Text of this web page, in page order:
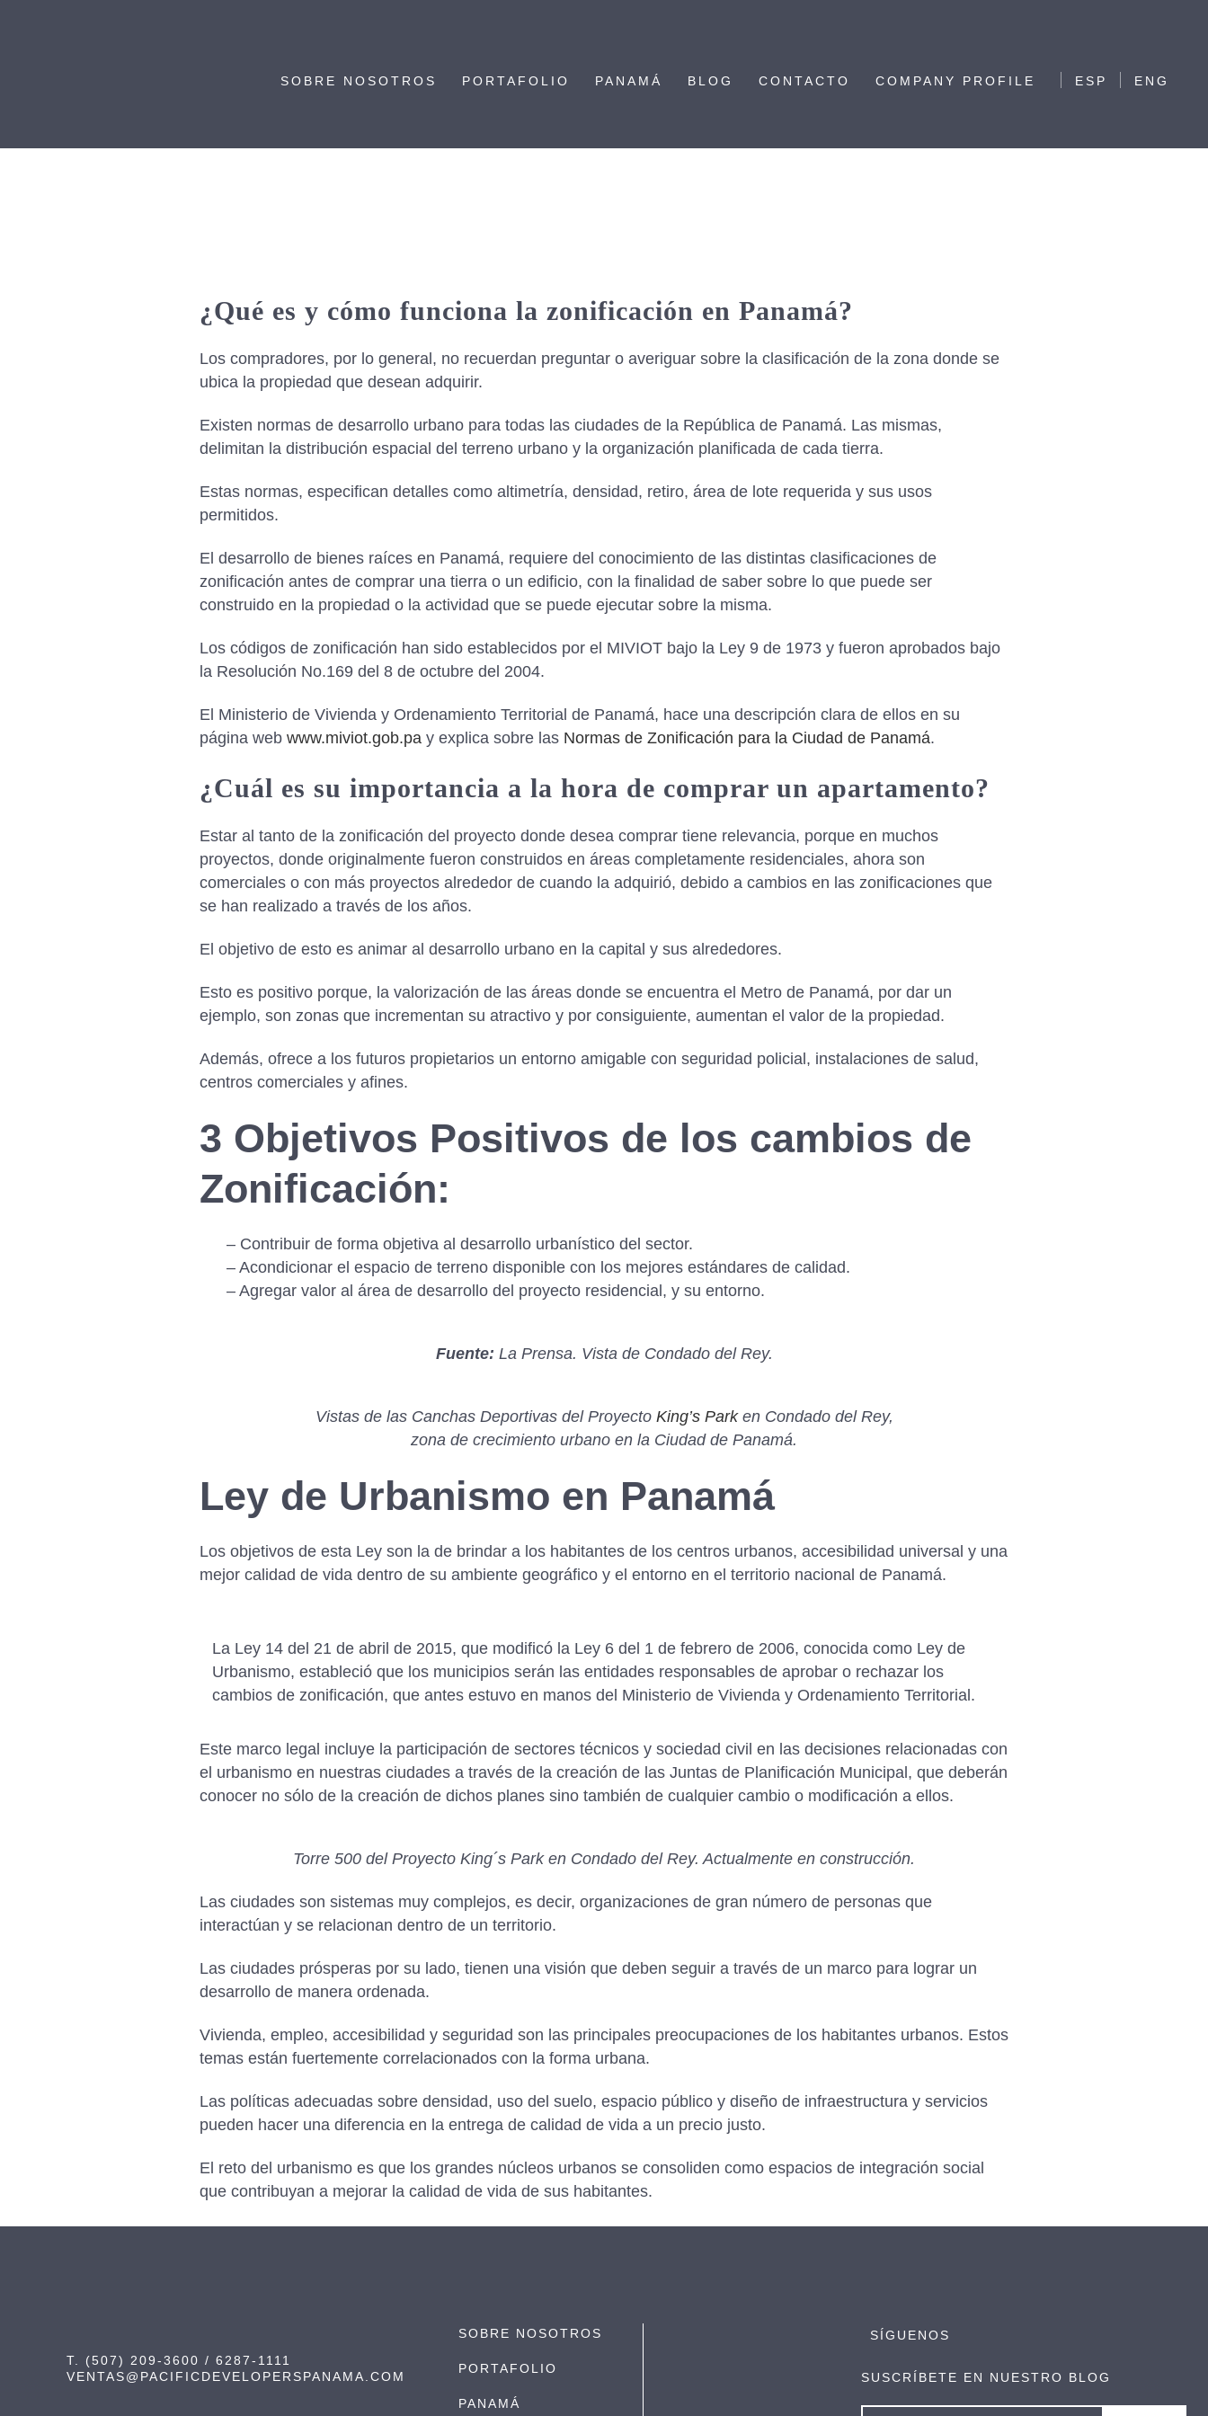
SOBRE NOSOTROS PORTAFOLIO PANAMÁ BLOG CONTACTO COMPANY PROFILE ESP ENG
¿Qué es y cómo funciona la zonificación en Panamá?
Los compradores, por lo general, no recuerdan preguntar o averiguar sobre la clasificación de la zona donde se
ubica la propiedad que desean adquirir.
Existen normas de desarrollo urbano para todas las ciudades de la República de Panamá. Las mismas,
delimitan la distribución espacial del terreno urbano y la organización planificada de cada tierra.
Estas normas, especifican detalles como altimetría, densidad, retiro, área de lote requerida y sus usos
permitidos.
El desarrollo de bienes raíces en Panamá, requiere del conocimiento de las distintas clasificaciones de
zonificación antes de comprar una tierra o un edificio, con la finalidad de saber sobre lo que puede ser
construido en la propiedad o la actividad que se puede ejecutar sobre la misma.
Los códigos de zonificación han sido establecidos por el MIVIOT bajo la Ley 9 de 1973 y fueron aprobados bajo
la Resolución No.169 del 8 de octubre del 2004.
El Ministerio de Vivienda y Ordenamiento Territorial de Panamá, hace una descripción clara de ellos en su
página web www.miviot.gob.pa y explica sobre las Normas de Zonificación para la Ciudad de Panamá.
¿Cuál es su importancia a la hora de comprar un apartamento?
Estar al tanto de la zonificación del proyecto donde desea comprar tiene relevancia, porque en muchos
proyectos, donde originalmente fueron construidos en áreas completamente residenciales, ahora son
comerciales o con más proyectos alrededor de cuando la adquirió, debido a cambios en las zonificaciones que
se han realizado a través de los años.
El objetivo de esto es animar al desarrollo urbano en la capital y sus alrededores.
Esto es positivo porque, la valorización de las áreas donde se encuentra el Metro de Panamá, por dar un
ejemplo, son zonas que incrementan su atractivo y por consiguiente, aumentan el valor de la propiedad.
Además, ofrece a los futuros propietarios un entorno amigable con seguridad policial, instalaciones de salud,
centros comerciales y afines.
3 Objetivos Positivos de los cambios de
Zonificación:
– Contribuir de forma objetiva al desarrollo urbanístico del sector.
– Acondicionar el espacio de terreno disponible con los mejores estándares de calidad.
– Agregar valor al área de desarrollo del proyecto residencial, y su entorno.
Fuente: La Prensa. Vista de Condado del Rey.
Vistas de las Canchas Deportivas del Proyecto King’s Parken Condado del Rey,
zona de crecimiento urbano en la Ciudad de Panamá.
Ley de Urbanismo en Panamá
Los objetivos de esta Ley son la de brindar a los habitantes de los centros urbanos, accesibilidad universal y una
mejor calidad de vida dentro de su ambiente geográfico y el entorno en el territorio nacional de Panamá.
La Ley 14 del 21 de abril de 2015, que modificó la Ley 6 del 1 de febrero de 2006, conocida como Ley de
Urbanismo, estableció que los municipios serán las entidades responsables de aprobar o rechazar los
cambios de zonificación, que antes estuvo en manos del Ministerio de Vivienda y Ordenamiento Territorial.
Este marco legal incluye la participación de sectores técnicos y sociedad civil en las decisiones relacionadas con
el urbanismo en nuestras ciudades a través de la creación de las Juntas de Planificación Municipal, que deberán
conocer no sólo de la creación de dichos planes sino también de cualquier cambio o modificación a ellos.
Torre 500 del Proyecto King´s Park en Condado del Rey. Actualmente en construcción.
Las ciudades son sistemas muy complejos, es decir, organizaciones de gran número de personas que
interactúan y se relacionan dentro de un territorio.
Las ciudades prósperas por su lado, tienen una visión que deben seguir a través de un marco para lograr un
desarrollo de manera ordenada.
Vivienda, empleo, accesibilidad y seguridad son las principales preocupaciones de los habitantes urbanos. Estos
temas están fuertemente correlacionados con la forma urbana.
Las políticas adecuadas sobre densidad, uso del suelo, espacio público y diseño de infraestructura y servicios
pueden hacer una diferencia en la entrega de calidad de vida a un precio justo.
El reto del urbanismo es que los grandes núcleos urbanos se consoliden como espacios de integración social
que contribuyan a mejorar la calidad de vida de sus habitantes.
T. (507) 209-3600 / 6287-1111
VENTAS@PACIFICDEVELOPERSPANAMA.COM
SOBRE NOSOTROS
PORTAFOLIO
PANAMÁ
SÍGUENOS
SUSCRÍBETE EN NUESTRO BLOG